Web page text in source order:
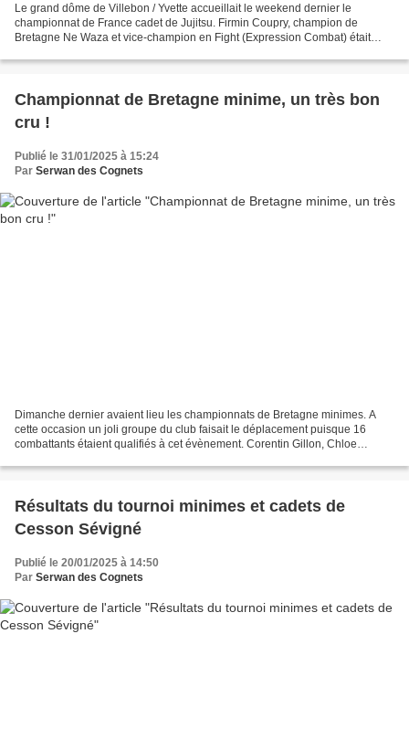
Le grand dôme de Villebon / Yvette accueillait le weekend dernier le
championnat de France cadet de Jujitsu. Firmin Coupry, champion de
Bretagne Ne Waza et vice-champion en Fight (Expression Combat) était
Championnat de Bretagne minime, un très bon
cru !
Publié le 31/01/2025 à 15:24
Par Serwan des Cognets
Dimanche dernier avaient lieu les championnats de Bretagne minimes. A
cette occasion un joli groupe du club faisait le déplacement puisque 16
combattants étaient qualifiés à cet évènement. Corentin Gillon, Chloe
Résultats du tournoi minimes et cadets de
Cesson Sévigné
Publié le 20/01/2025 à 14:50
Par Serwan des Cognets